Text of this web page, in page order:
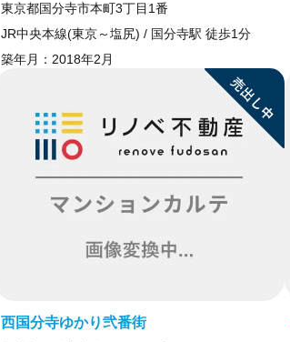
東京都国分寺市本町3丁目1番
JR中央本線(東京～塩尻) / 国分寺駅 徒歩1分
築年月： 2018年2月
西国分寺ゆかり弐番街